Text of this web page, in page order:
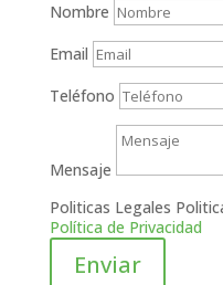
Nombre
Email
Teléfono
Mensaje
Politicas Legales
Política de Privacidad
Enviar